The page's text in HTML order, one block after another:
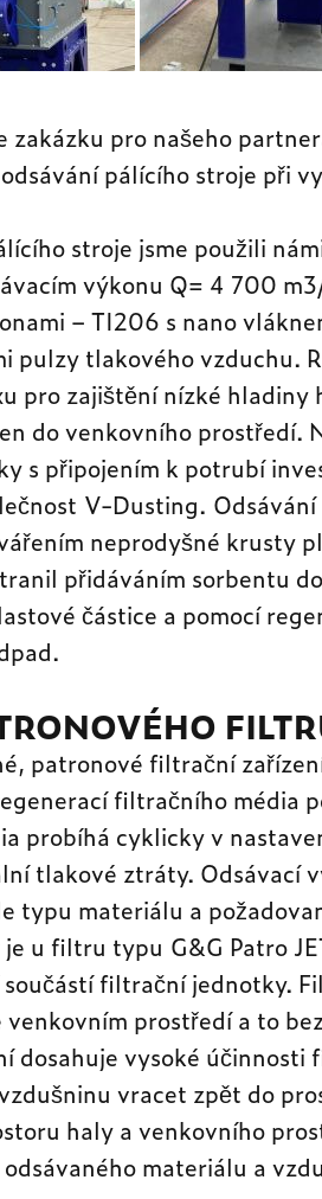
zakázku pro našeho
pálícího stroje při
stroje jsme použili
výkonu Q= 4 700
– TI206 s nano
pulzy tlakového vzduchu.
pro zajištění nízké
do venkovního prostředí.
s připojením k potrubí
V-Dusting.
neprodyšné krusty
přidáváním sorbentu
částice a pomocí
patronové filtrační
filtračního média
probíhá cyklicky v
tlakové ztráty. Odsávací
typu materiálu a
u filtru typu G&G Patro
filtrační jednotky.
venkovním prostředí a to
dosahuje vysoké
vracet zpět do
haly a venkovního
materiálu a